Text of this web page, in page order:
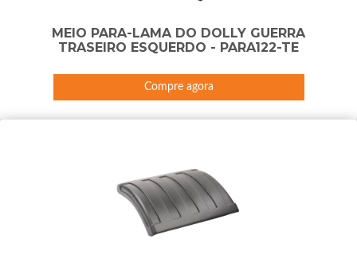
MEIO PARA-LAMA DO DOLLY GUERRA
TRASEIRO ESQUERDO - PARA122-TE
Compre agora